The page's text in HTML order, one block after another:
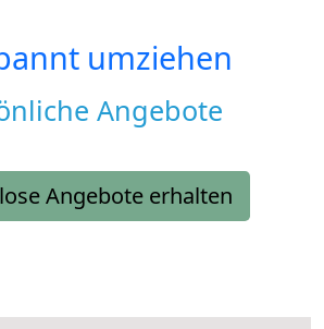
umziehen
Angebote
Angebote erhalten